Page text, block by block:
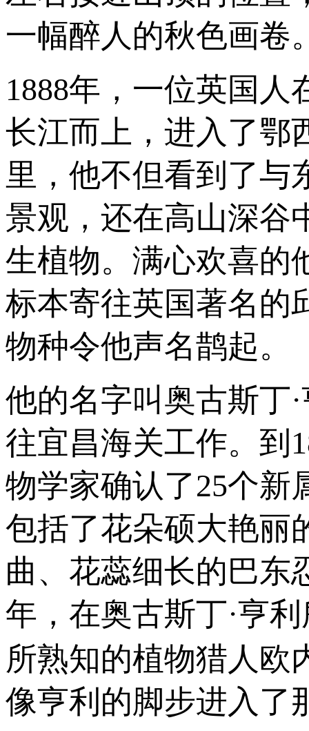
一幅醉人的秋色画卷
1888年，一位英国
长江而上，进入了鄂
里，他不但看到了与
景观，还在高山深谷
生植物。满心欢喜的
标本寄往英国著名的
物种令他声名鹊起。
他的名字叫奥古斯丁
往宜昌海关工作。到
物学家确认了25个新
包括了花朵硕大艳丽
曲、花蕊细长的巴东
年，在奥古斯丁·亨
所熟知的植物猎人欧
像亨利的脚步进入了